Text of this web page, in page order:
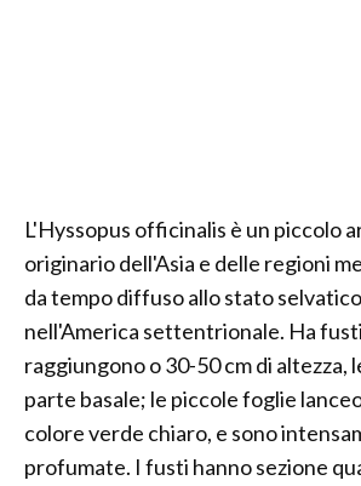
L'Hyssopus officinalis è un piccolo
originario dell'Asia e delle regioni
da tempo diffuso allo stato
nell'America settentrionale. Ha
raggiungono o 30-50 cm di altezza,
parte basale; le piccole foglie
colore verde chiaro, e sono
profumate. I fusti hanno sezione